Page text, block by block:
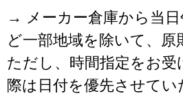
→ メーカー倉庫から当
ど一部地域を除いて、
ただし、時間指定をお
際は日付を優先させてい